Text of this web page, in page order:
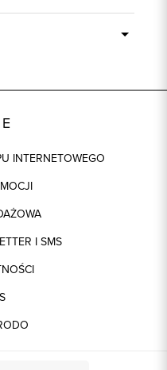
INTERNETOWEGO
I SMS